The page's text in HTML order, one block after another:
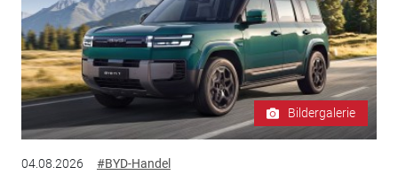
Bildergalerie
04.08.2026 #BYD-Handel